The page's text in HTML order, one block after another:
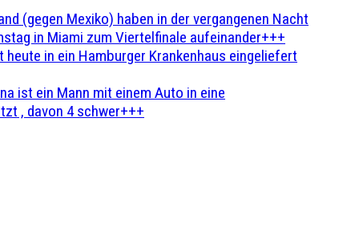
(gegen Mexiko) haben in der vergangenen Nacht
in Miami zum Viertelfinale aufeinander+++
in ein Hamburger Krankenhaus eingeliefert
ist ein Mann mit einem Auto in eine
, davon 4 schwer+++